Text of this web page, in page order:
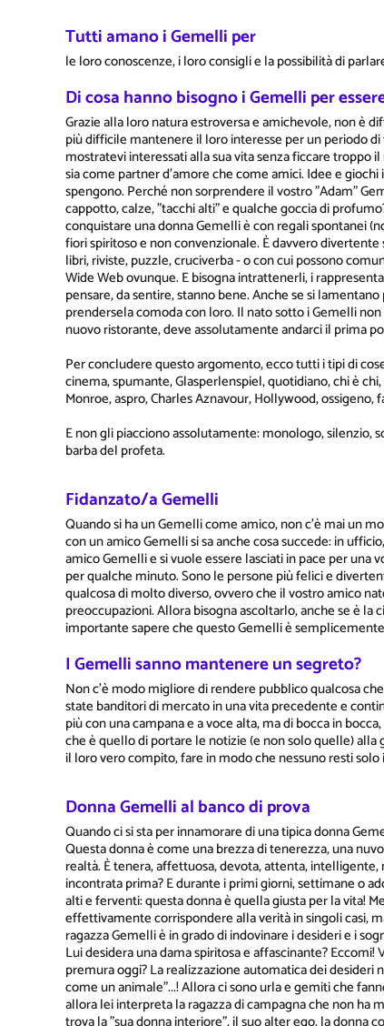
Tutti amano i Gemelli per
le loro conoscenze, i loro consigli e la possibilità di
Di cosa hanno bisogno i Gemelli per
Grazie alla loro natura estroversa e amichevole, non è
più difficile mantenere il loro interesse per un periodo
mostratevi interessati alla sua vita senza ficcare troppo
sia come partner d'amore che come amici. Idee e
spengono. Perché non sorprendere il vostro "Adam"
cappotto, calze, "tacchi alti" e qualche goccia di
conquistare una donna Gemelli è con regali spontanei
fiori spiritoso e non convenzionale. È davvero
libri, riviste, puzzle, cruciverba - o con cui possono
Wide Web ovunque. E bisogna intrattenerli, i
pensare, da sentire, stanno bene. Anche se si
prendersela comoda con loro. Il nato sotto i Gemelli
nuovo ristorante, deve assolutamente andarci il prima
Per concludere questo argomento, ecco tutti i tipi di
cinema, spumante, Glasperlenspiel, quotidiano, chi è
Monroe, aspro, Charles Aznavour, Hollywood,
E non gli piacciono assolutamente: monologo, silenzio,
barba del profeta.
Fidanzato/a Gemelli
Quando si ha un Gemelli come amico, non c'è mai un
con un amico Gemelli si sa anche cosa succede: in
amico Gemelli e si vuole essere lasciati in pace per una
per qualche minuto. Sono le persone più felici e
qualcosa di molto diverso, ovvero che il vostro amico
preoccupazioni. Allora bisogna ascoltarlo, anche se è
importante sapere che questo Gemelli è
I Gemelli sanno mantenere un segreto?
Non c'è modo migliore di rendere pubblico qualcosa
state banditori di mercato in una vita precedente e
più con una campana e a voce alta, ma di bocca in
che è quello di portare le notizie (e non solo quelle)
il loro vero compito, fare in modo che nessuno resti
Donna Gemelli al banco di prova
Quando ci si sta per innamorare di una tipica donna
Questa donna è come una brezza di tenerezza, una
realtà. È tenera, affettuosa, devota, attenta,
incontrata prima? E durante i primi giorni, settimane o
alti e ferventi: questa donna è quella giusta per la vita!
effettivamente corrispondere alla verità in singoli casi,
ragazza Gemelli è in grado di indovinare i desideri e i
Lui desidera una dama spiritosa e affascinante?
premura oggi? La realizzazione automatica dei
come un animale"...! Allora ci sono urla e gemiti che
allora lei interpreta la ragazza di campagna che non